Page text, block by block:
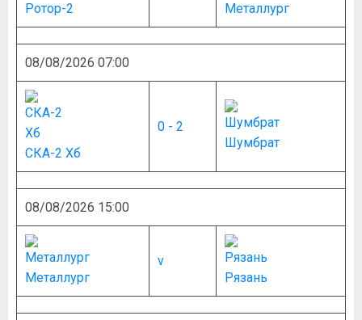
Ротор-2
Металлург
08/08/2026 07:00
СКА-2 Хб
0 - 2
Шумбрат
08/08/2026 15:00
Металлург
v
Рязань